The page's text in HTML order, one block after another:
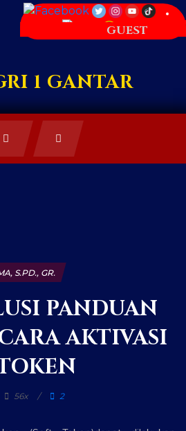
GUEST
1 GANTAR
S.PD., GR.
PANDUAN
AKTIVASI
56x 2